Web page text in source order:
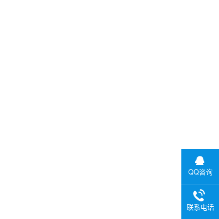
QQ咨询
联系电话